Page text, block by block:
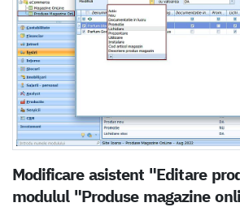
Modificare asistent "Editare
modulul "Produse magazine